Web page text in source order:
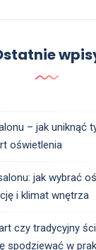
– jak uniknąć
oświetlenia
jak wybrać
i klimat wnętrza
czy tradycyjny
spodziewać w